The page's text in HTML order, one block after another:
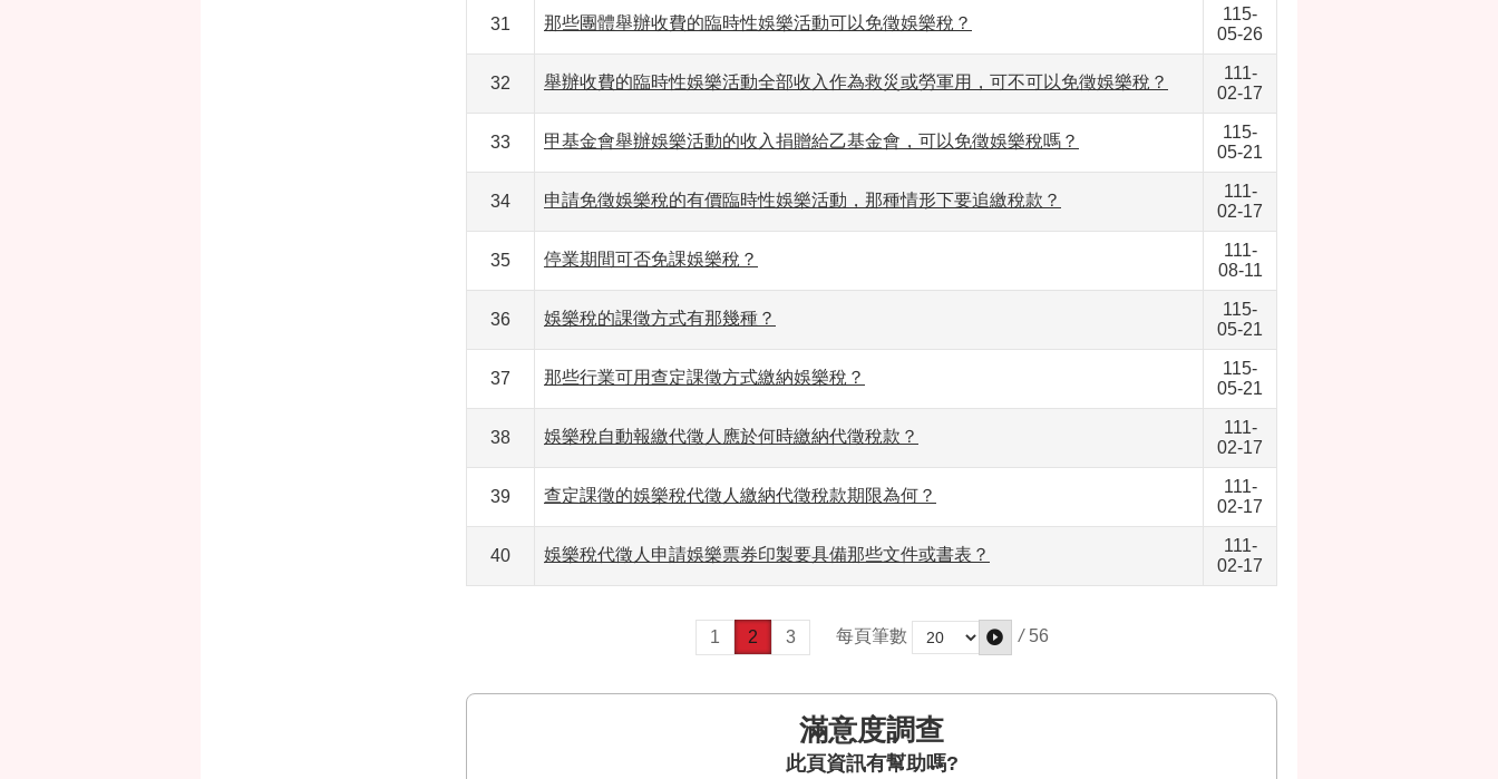
31 那些團體舉辦收費的臨時性娛樂活動可以免徵娛樂稅？
115-
05-26
32 舉辦收費的臨時性娛樂活動全部收入作為救災或勞軍用，可不可以免徵娛樂稅？
111-
02-17
33 甲基金會舉辦娛樂活動的收入捐贈給乙基金會，可以免徵娛樂稅嗎？
115-
05-21
34 申請免徵娛樂稅的有價臨時性娛樂活動，那種情形下要追繳稅款？
111-
02-17
35 停業期間可否免課娛樂稅？
111-
08-11
36 娛樂稅的課徵方式有那幾種？
115-
05-21
37 那些行業可用查定課徵方式繳納娛樂稅？
115-
05-21
38 娛樂稅自動報繳代徵人應於何時繳納代徵稅款？
111-
02-17
39 查定課徵的娛樂稅代徵人繳納代徵稅款期限為何？
111-
02-17
40 娛樂稅代徵人申請娛樂票券印製要具備那些文件或書表？
111-
02-17
1 2 3 每頁筆數 / 56
滿意度調查
此頁資訊有幫助嗎?